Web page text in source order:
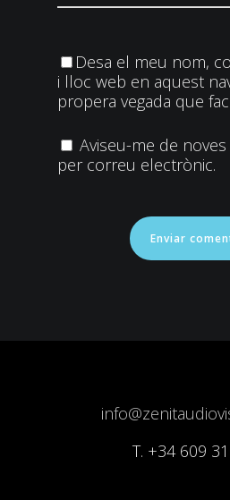
Desa el meu nom,
i lloc web en aquest
propera vegada que
Aviseu-me de
per correu electrònic.
T. +34 609